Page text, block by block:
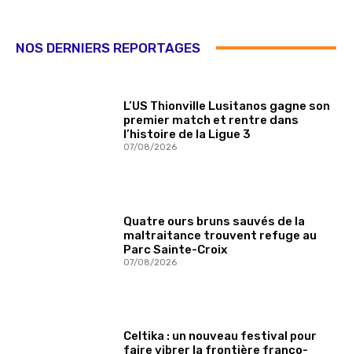
NOS DERNIERS REPORTAGES
L’US Thionville Lusitanos gagne son
premier match et rentre dans
l’histoire de la Ligue 3
07/08/2026
Quatre ours bruns sauvés de la
maltraitance trouvent refuge au
Parc Sainte-Croix
07/08/2026
Celtika : un nouveau festival pour
faire vibrer la frontière franco-